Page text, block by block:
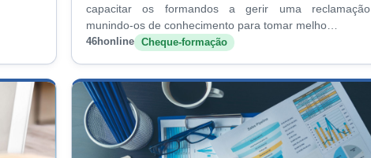
capacitar os formandos a gerir uma reclamação
munindo-os de conhecimento para tomar melho…
46honline Cheque-formação